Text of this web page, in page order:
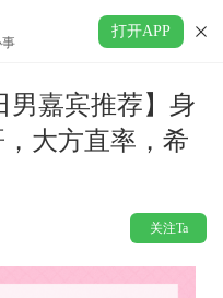
打开APP
男嘉宾推荐】身
，大方直率，希
关注Ta